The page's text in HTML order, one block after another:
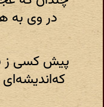
در وی به
پیش کسی ز